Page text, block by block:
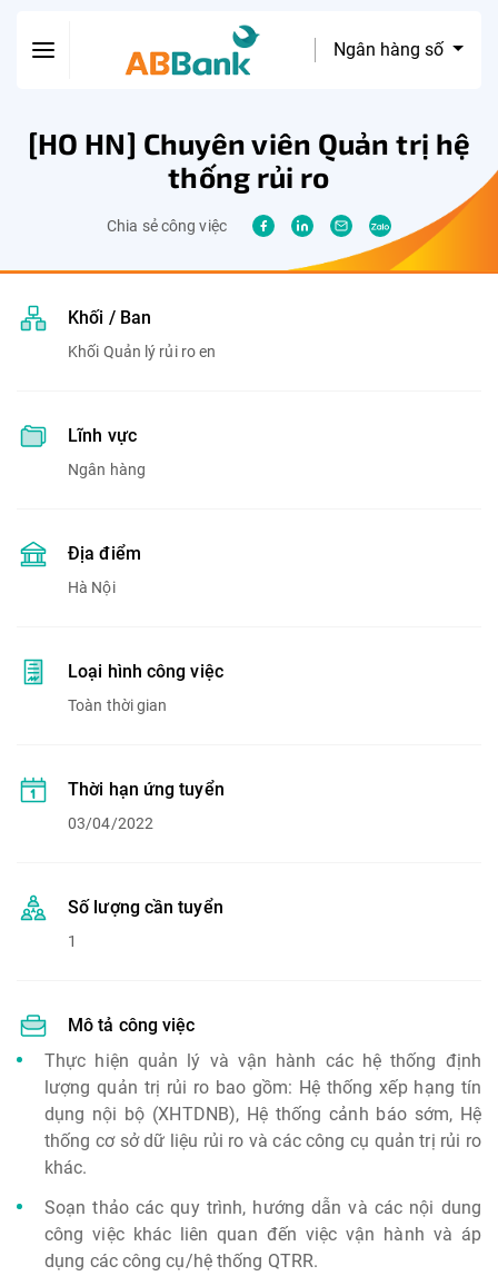
Ngân hàng số
[HO HN] Chuyên viên Quản trị hệ
thống rủi ro
Chia sẻ công việc
Khối / Ban
Khối Quản lý rủi ro en
Lĩnh vực
Ngân hàng
Địa điểm
Hà Nội
Loại hình công việc
Toàn thời gian
Thời hạn ứng tuyển
03/04/2022
Số lượng cần tuyển
1
Mô tả công việc
Thực hiện quản lý và vận hành các hệ thống định
lượng quản trị rủi ro bao gồm: Hệ thống xếp hạng tín
dụng nội bộ (XHTDNB), Hệ thống cảnh báo sớm, Hệ
thống cơ sở dữ liệu rủi ro và các công cụ quản trị rủi ro
khác.
Soạn thảo các quy trình, hướng dẫn và các nội dung
công việc khác liên quan đến việc vận hành và áp
dụng các công cụ/hệ thống QTRR.